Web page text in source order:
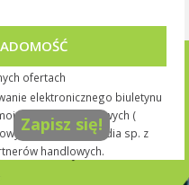
ofertach
elektronicznego biuletynu
danych osobowych (
przez KRN media sp. z
handlowych.
Zapisz się!
informacji...rozwiń >>